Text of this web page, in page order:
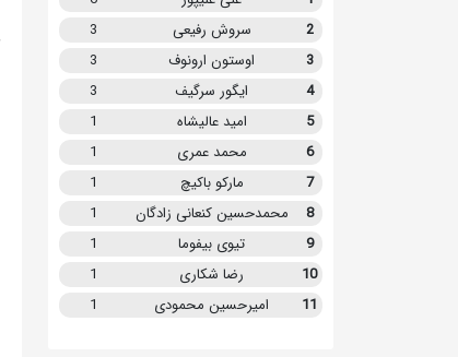
2
سروش رفیعی
3
3
اوستون ارونوف
3
4
ایگور سرگیف
3
5
امید عالیشاه
1
6
محمد عمری
1
7
مارکو باکیچ
1
8
محمدحسین کنعانی زادگان
1
9
تیوی بیفوما
1
10
رضا شکاری
1
11
امیرحسین محمودی 1